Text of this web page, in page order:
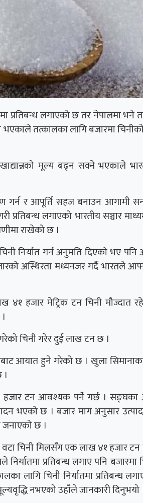
प्रतिबन्ध लगाएको छ तर नेपालमा
भएकाले तत्कालका लागि बजारमा
मूल्य बढ्न सक्ने भएकाले
गर्न र आपूर्ति सहज बनाउन आगामी
प्रतिबन्ध लगाएको भारतीय सञ्चार
राखेको छ ।
निर्यात गर्न अनुमति दिएको भए पनि
अस्थिरता मध्यनजर गर्दै भारतले
हजार मेट्रिक टन चिनी मौज्दात
चिनी गरेर दुई लाख टन छ ।
आयात हुने गरेको छ । खुला
टन आवश्यक पर्ने गर्छ । सङ्घका
भएको छ । बजार माग अनुसार
छ ।
चिनी मिलसँग एक लाख ४१ हजार टन
प्रतिबन्ध लगाए पनि
लागि चिनी निर्यातमा प्रतिबन्ध
नभएको उहाँले जानकारी दिनुभयो